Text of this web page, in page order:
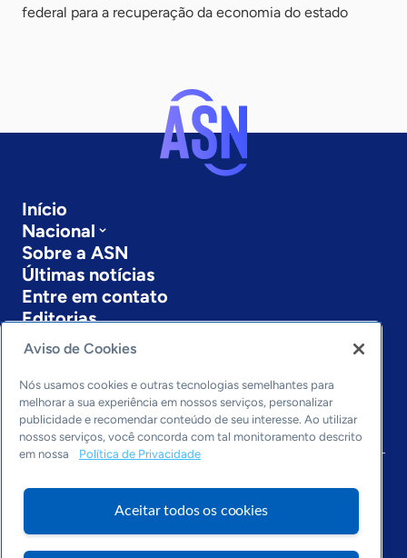
federal para a recuperação da economia do estado
Início
Nacional
Sobre a ASN
Últimas notícias
Entre em contato
Editorias
Economia & Política
Inovação & Tecnologia
Cultura empreendedora
Dados
Arquivo
Aviso de Cookies
Nós usamos cookies e outras tecnologias semelhantes para
melhorar a sua experiência em nossos serviços, personalizar
publicidade e recomendar conteúdo de seu interesse. Ao utilizar
nossos serviços, você concorda com tal monitoramento descrito
em nossa
Política de Privacidade
Aceitar todos os cookies